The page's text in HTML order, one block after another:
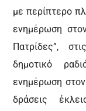
με περίπτερο
ενημέρωση
Πατρίδες”,
δημοτικό
ενημέρωση
δράσεις